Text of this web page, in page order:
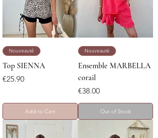
Nouveauté
Top SIENNA
Price
€25.90
Add to Cart
Nouveauté
Ensemble MARBELLA
corail
Price
€38.00
Out of Stock